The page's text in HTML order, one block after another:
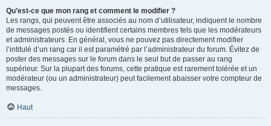
Qu’est-ce que mon rang et comment le modifier ?
Les rangs, qui peuvent être associés au nom d’utilisateur, indiquent le nombre
de messages postés ou identifient certains membres tels que les modérateurs
et administrateurs. En général, vous ne pouvez pas directement modifier
l’intitulé d’un rang car il est paramétré par l’administrateur du forum. Évitez de
poster des messages sur le forum dans le seul but de passer au rang
supérieur. Sur la plupart des forums, cette pratique est rarement tolérée et un
modérateur (ou un administrateur) peut facilement abaisser votre compteur de
messages.
Haut